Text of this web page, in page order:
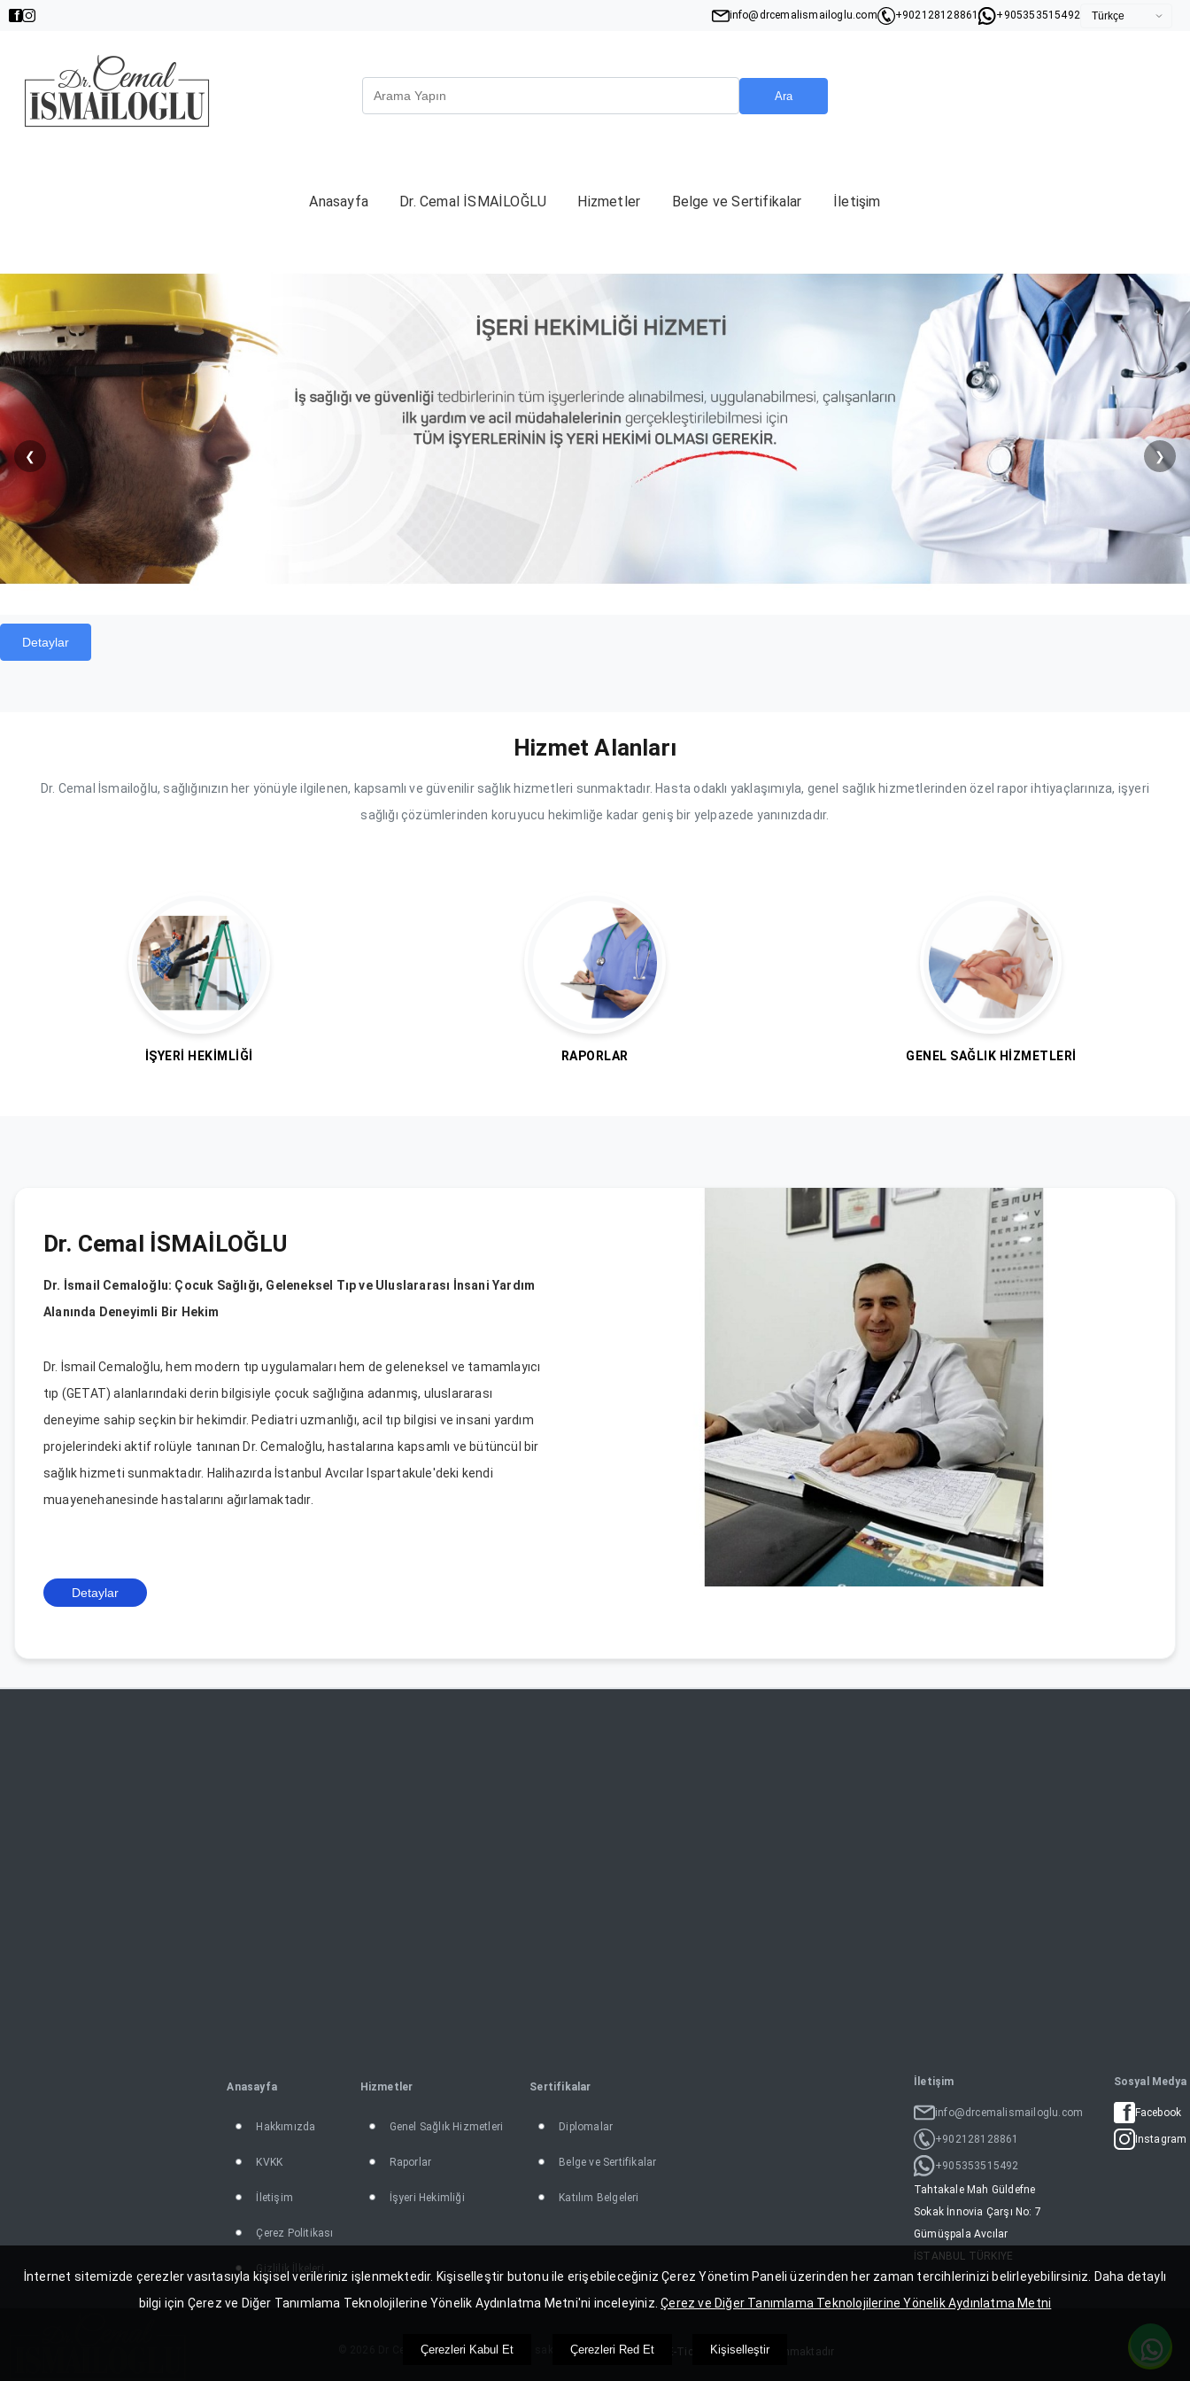
info@drcemalismailoglu.com +902128128861 +905353515492
Ara
Anasayfa Dr. Cemal İSMAİLOĞLU Hizmetler Belge ve Sertifikalar İletişim
Detaylar
❮ ❯
Hizmet Alanları
Dr. Cemal İsmailoğlu, sağlığınızın her yönüyle ilgilenen, kapsamlı ve güvenilir sağlık hizmetleri sunmaktadır. Hasta odaklı yaklaşımıyla, genel sağlık hizmetlerinden özel rapor ihtiyaçlarınıza, işyeri
sağlığı çözümlerinden koruyucu hekimliğe kadar geniş bir yelpazede yanınızdadır.
İŞYERI HEKIMLIĞI RAPORLAR GENEL SAĞLIK HIZMETLERI
Dr. Cemal İSMAİLOĞLU
Dr. İsmail Cemaloğlu: Çocuk Sağlığı, Geleneksel Tıp ve Uluslararası İnsani Yardım
Alanında Deneyimli Bir Hekim
Dr. İsmail Cemaloğlu, hem modern tıp uygulamaları hem de geleneksel ve tamamlayıcı
tıp (GETAT) alanlarındaki derin bilgisiyle çocuk sağlığına adanmış, uluslararası
deneyime sahip seçkin bir hekimdir. Pediatri uzmanlığı, acil tıp bilgisi ve insani yardım
projelerindeki aktif rolüyle tanınan Dr. Cemaloğlu, hastalarına kapsamlı ve bütüncül bir
sağlık hizmeti sunmaktadır. Halihazırda İstanbul Avcılar Ispartakule'deki kendi
muayenehanesinde hastalarını ağırlamaktadır.
Detaylar
Anasayfa
Hakkımızda
KVKK
İletişim
Çerez Politikası
Gizlilik İlkeleri
Hizmetler
Genel Sağlık Hizmetleri
Raporlar
İşyeri Hekimliği
Sertifikalar
Diplomalar
Belge ve Sertifikalar
Katılım Belgeleri
İletişim
info@drcemalismailoglu.com
+902128128861
+905353515492
Tahtakale Mah Güldefne
Sokak İnnovia Çarşı No: 7
Gümüşpala Avcılar
İSTANBUL TÜRKIYE
Sosyal Medya
Facebook
Instagram
© 2026 Dr Cemal İsmailoğlu. Her Hakkı saklıdır. Pozitif E-Ticaret Yazılımı Kullanmaktadır
İnternet sitemizde çerezler vasıtasıyla kişisel verileriniz işlenmektedir. Kişiselleştir butonu ile erişebileceğiniz Çerez Yönetim Paneli üzerinden her zaman tercihlerinizi belirleyebilirsiniz. Daha detaylı
bilgi için Çerez ve Diğer Tanımlama Teknolojilerine Yönelik Aydınlatma Metni'ni inceleyiniz.Çerez ve Diğer Tanımlama Teknolojilerine Yönelik Aydınlatma Metni
Çerezleri Kabul Et Çerezleri Red Et Kişiselleştir